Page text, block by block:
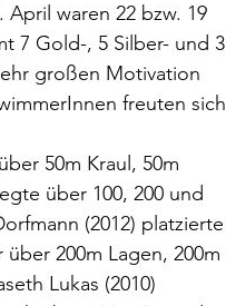
waren 22 bzw. 19
7 Gold-, 5 Silber- und 3
großen Motivation
freuten sich
50m Kraul, 50m
über 100, 200 und
(2012) platzierte
200m Lagen, 200m
Lukas (2010)